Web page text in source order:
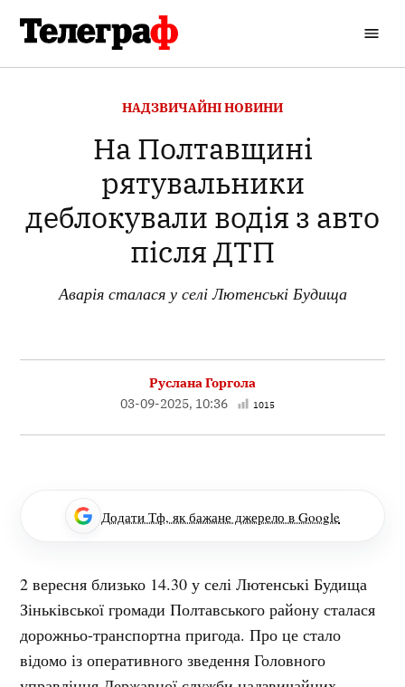
вмісту
Телеграф
ОПУБЛІКОВАНО
НАДЗВИЧАЙНІ НОВИНИ
На Полтавщині
рятувальники
деблокували водія з авто
після ДТП
Аварія сталася у селі Лютенські Будища
Руслана Горгола
03-09-2025, 10:36
1015
Додати Тф, як бажане джерело в Google
2 вересня близько 14.30 у селі Лютенські Будища
Зіньківської громади Полтавського району сталася
дорожньо-транспортна пригода. Про це стало
відомо із оперативного зведення Головного